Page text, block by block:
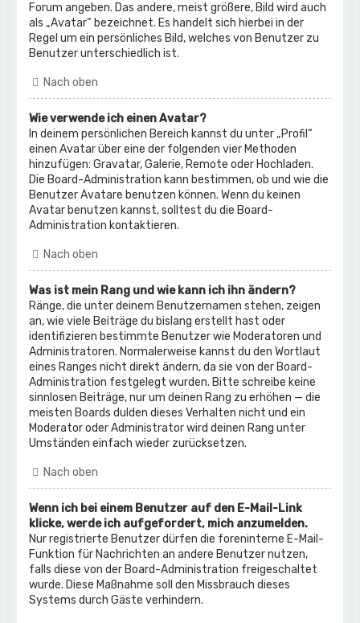
Forum angeben. Das andere, meist größere, Bild wird auch
als „Avatar“ bezeichnet. Es handelt sich hierbei in der
Regel um ein persönliches Bild, welches von Benutzer zu
Benutzer unterschiedlich ist.
Nach oben
Wie verwende ich einen Avatar?
In deinem persönlichen Bereich kannst du unter „Profil“
einen Avatar über eine der folgenden vier Methoden
hinzufügen: Gravatar, Galerie, Remote oder Hochladen.
Die Board-Administration kann bestimmen, ob und wie die
Benutzer Avatare benutzen können. Wenn du keinen
Avatar benutzen kannst, solltest du die Board-
Administration kontaktieren.
Nach oben
Was ist mein Rang und wie kann ich ihn ändern?
Ränge, die unter deinem Benutzernamen stehen, zeigen
an, wie viele Beiträge du bislang erstellt hast oder
identifizieren bestimmte Benutzer wie Moderatoren und
Administratoren. Normalerweise kannst du den Wortlaut
eines Ranges nicht direkt ändern, da sie von der Board-
Administration festgelegt wurden. Bitte schreibe keine
sinnlosen Beiträge, nur um deinen Rang zu erhöhen — die
meisten Boards dulden dieses Verhalten nicht und ein
Moderator oder Administrator wird deinen Rang unter
Umständen einfach wieder zurücksetzen.
Nach oben
Wenn ich bei einem Benutzer auf den E-Mail-Link
klicke, werde ich aufgefordert, mich anzumelden.
Nur registrierte Benutzer dürfen die foreninterne E-Mail-
Funktion für Nachrichten an andere Benutzer nutzen,
falls diese von der Board-Administration freigeschaltet
wurde. Diese Maßnahme soll den Missbrauch dieses
Systems durch Gäste verhindern.